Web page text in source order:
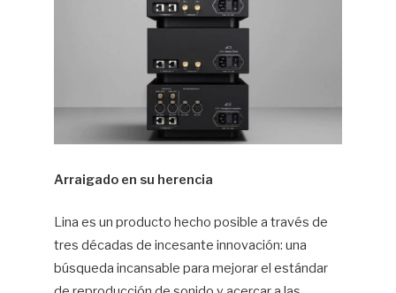
Arraigado en su herencia
Lina es un producto hecho posible a través de
tres décadas de incesante innovación: una
búsqueda incansable para mejorar el estándar